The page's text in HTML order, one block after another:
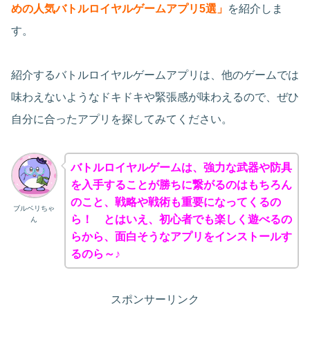
めの人気バトルロイヤルゲームアプリ5選」 を紹介しま
す。
紹介するバトルロイヤルゲームアプリは、他のゲームでは
味わえないようなドキドキや緊張感が味わえるので、ぜひ
自分に合ったアプリを探してみてください。
ブルベリちゃ
ん
バトルロイヤルゲームは、強力な武器や防具
を入手することが勝ちに繋がるのはもちろん
のこと、戦略や戦術も重要になってくるの
ら！ とはいえ、初心者でも楽しく遊べるの
らから、面白そうなアプリをインストールす
るのら～♪
スポンサーリンク